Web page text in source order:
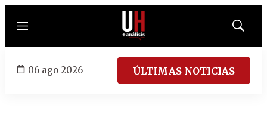
Menú
Mostrar
06 ago 2026 ÚLTIMAS NOTICIAS